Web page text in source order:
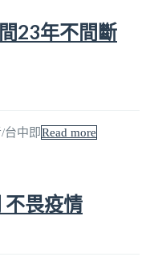
23年不間斷
台中即Read more
不畏疫情